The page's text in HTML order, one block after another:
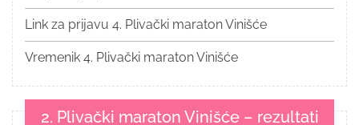
Link za prijavu 4. Plivački maraton Vinišće
Vremenik 4. Plivački maraton Vinišće
2. Plivački maraton Vinišće – rezultati